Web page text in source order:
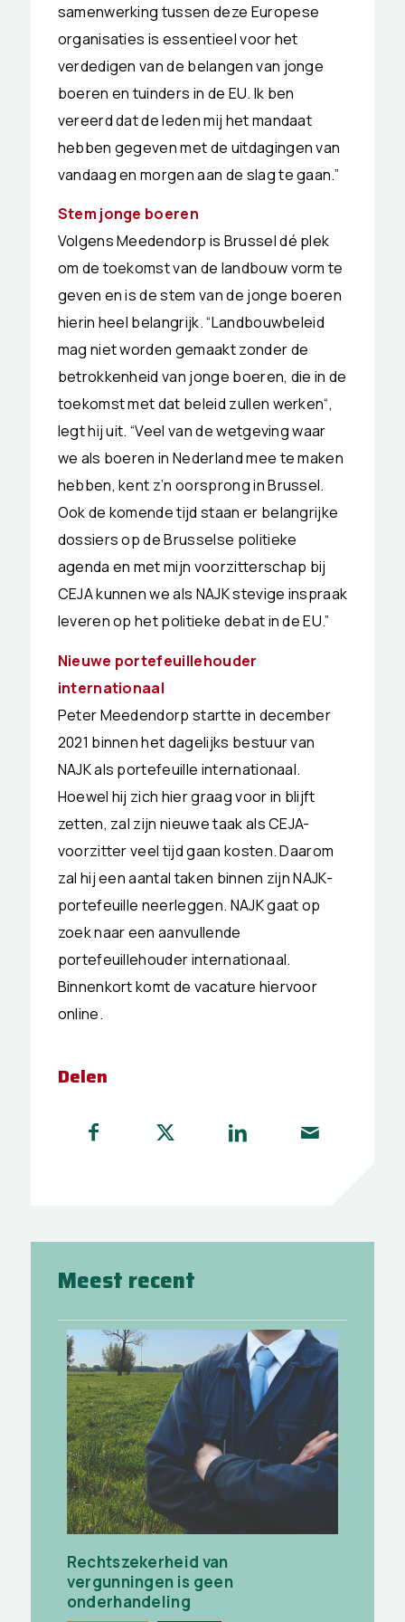
samenwerking tussen deze Europese
organisaties is essentieel voor het
verdedigen van de belangen van jonge
boeren en tuinders in de EU. Ik ben
vereerd dat de leden mij het mandaat
hebben gegeven met de uitdagingen van
vandaag en morgen aan de slag te gaan.”
Stem jonge boeren
Volgens Meedendorp is Brussel dé plek
om de toekomst van de landbouw vorm te
geven en is de stem van de jonge boeren
hierin heel belangrijk. “Landbouwbeleid
mag niet worden gemaakt zonder de
betrokkenheid van jonge boeren, die in de
toekomst met dat beleid zullen werken“,
legt hij uit. “Veel van de wetgeving waar
we als boeren in Nederland mee te maken
hebben, kent z’n oorsprong in Brussel.
Ook de komende tijd staan er belangrijke
dossiers op de Brusselse politieke
agenda en met mijn voorzitterschap bij
CEJA kunnen we als NAJK stevige inspraak
leveren op het politieke debat in de EU.”
Nieuwe portefeuillehouder
internationaal
Peter Meedendorp startte in december
2021 binnen het dagelijks bestuur van
NAJK als portefeuille internationaal.
Hoewel hij zich hier graag voor in blijft
zetten, zal zijn nieuwe taak als CEJA-
voorzitter veel tijd gaan kosten. Daarom
zal hij een aantal taken binnen zijn NAJK-
portefeuille neerleggen. NAJK gaat op
zoek naar een aanvullende
portefeuillehouder internationaal.
Binnenkort komt de vacature hiervoor
online.
Delen
Meest recent
Rechtszekerheid van
vergunningen is geen
onderhandeling